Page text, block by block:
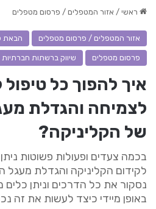
ראשי / אזור המטפלים / פרסום מטפלים
אזור המטפלים / פרסום מטפלים הבאת
פרסום מטפלים שיווק ברשתות חברתיות
איך להפוך כל
לצמיחה והגדלת
של הקליניקה?
בכמה צעדים ופעולות פשוטות
לקידום הקליניקה והגדלת מעגל
נסקור את כל הדרכים וניתן כלים
באופן מיידי כיצד לעשות את זה